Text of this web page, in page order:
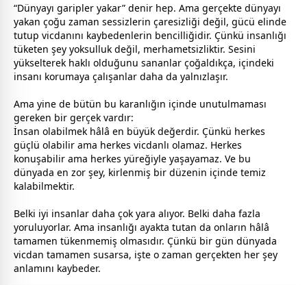
“Dünyayı garipler yakar” denir hep. Ama gerçekte dünyayı
yakan çoğu zaman sessizlerin çaresizliği değil, gücü elinde
tutup vicdanını kaybedenlerin bencilliğidir. Çünkü insanlığı
tüketen şey yoksulluk değil, merhametsizliktir. Sesini
yükselterek haklı olduğunu sananlar çoğaldıkça, içindeki
insanı korumaya çalışanlar daha da yalnızlaşır.
Ama yine de bütün bu karanlığın içinde unutulmaması
gereken bir gerçek vardır:
İnsan olabilmek hâlâ en büyük değerdir. Çünkü herkes
güçlü olabilir ama herkes vicdanlı olamaz. Herkes
konuşabilir ama herkes yüreğiyle yaşayamaz. Ve bu
dünyada en zor şey, kirlenmiş bir düzenin içinde temiz
kalabilmektir.
Belki iyi insanlar daha çok yara alıyor. Belki daha fazla
yoruluyorlar. Ama insanlığı ayakta tutan da onların hâlâ
tamamen tükenmemiş olmasıdır. Çünkü bir gün dünyada
vicdan tamamen susarsa, işte o zaman gerçekten her şey
anlamını kaybeder.